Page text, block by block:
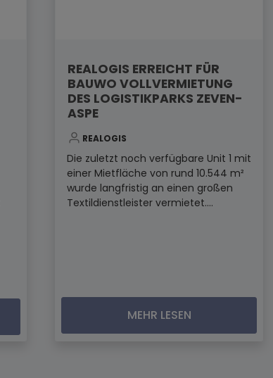
REALOGIS ERREICHT FÜR
BAUWO VOLLVERMIETUNG
DES LOGISTIKPARKS ZEVEN-
ASPE
REALOGIS
Die zuletzt noch verfügbare Unit 1 mit
einer Mietfläche von rund 10.544 m²
wurde langfristig an einen großen
Textildienstleister vermietet....
MEHR LESEN